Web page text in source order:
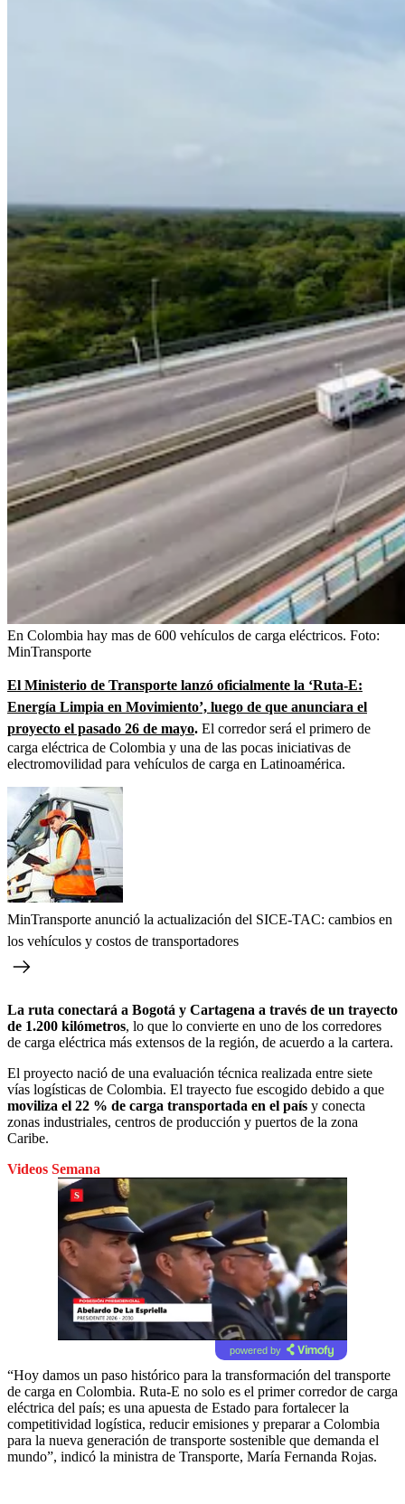
En Colombia hay mas de 600 vehículos de carga eléctricos. Foto:
MinTransporte
El Ministerio de Transporte lanzó oficialmente la ‘Ruta-E:
Energía Limpia en Movimiento’, luego de que anunciara el
proyecto el pasado 26 de mayo. El corredor será el primero de
carga eléctrica de Colombia y una de las pocas iniciativas de
electromovilidad para vehículos de carga en Latinoamérica.
MinTransporte anunció la actualización del SICE-TAC: cambios en
los vehículos y costos de transportadores
La ruta conectará a Bogotá y Cartagena a través de un trayecto
de 1.200 kilómetros, lo que lo convierte en uno de los corredores
de carga eléctrica más extensos de la región, de acuerdo a la cartera.
El proyecto nació de una evaluación técnica realizada entre siete
vías logísticas de Colombia. El trayecto fue escogido debido a que
moviliza el 22 % de carga transportada en el país y conecta
zonas industriales, centros de producción y puertos de la zona
Caribe.
Videos Semana
powered by
“Hoy damos un paso histórico para la transformación del transporte
de carga en Colombia. Ruta-E no solo es el primer corredor de carga
eléctrica del país; es una apuesta de Estado para fortalecer la
competitividad logística, reducir emisiones y preparar a Colombia
para la nueva generación de transporte sostenible que demanda el
mundo”, indicó la ministra de Transporte, María Fernanda Rojas.